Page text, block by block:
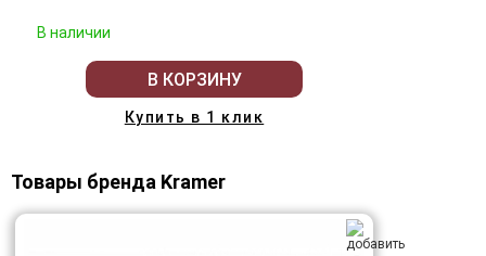
В наличии
В КОРЗИНУ
Купить в 1 клик
Товары бренда Kramer